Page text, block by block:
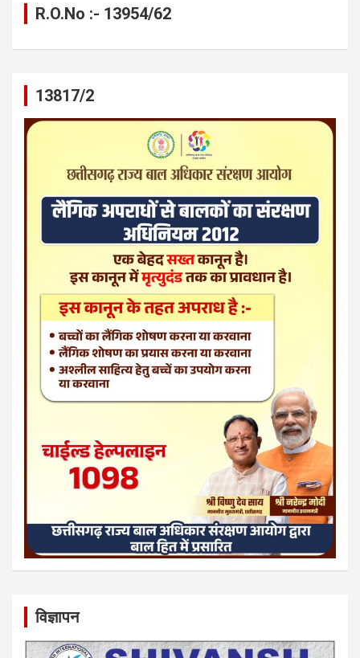
R.O.No :- 13954/62
13817/2
विज्ञापन